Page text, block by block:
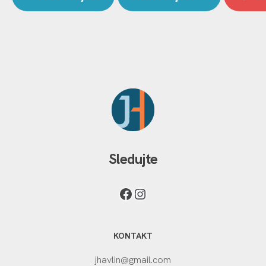
Sledujte
KONTAKT
jhavlin@gmail.com